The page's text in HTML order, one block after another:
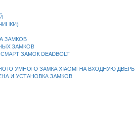
ЗАМКОВ
ЗАМКОВ
ЗАМОК DEADBOLT
УМНОГО ЗАМКА XIAOMI НА ВХОДНУЮ ДВЕРЬ
И УСТАНОВКА ЗАМКОВ